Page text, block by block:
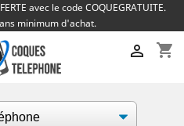
avec le code COQUEGRATUITE.
minimum d'achat.
shopping_cart
